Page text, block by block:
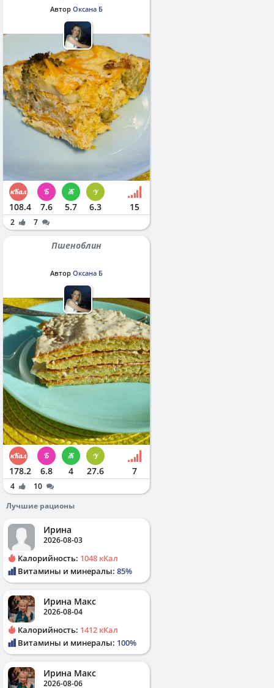
Автор Оксана Б
108.4 7.6 5.7 6.3 15
2 7
Пшеноблин
Автор Оксана Б
178.2 6.8 4 27.6 7
4
10
Лучшие рационы
Ирина
2026-08-03
Калорийность: 1048 кКал
Витамины и минералы: 85%
Ирина Макс
2026-08-04
Калорийность: 1412 кКал
Витамины и минералы: 100%
Ирина Макс
2026-08-06